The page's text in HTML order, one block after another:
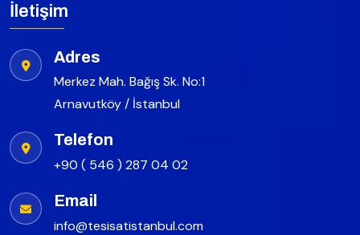
İletişim
Adres
Merkez Mah. Bağış Sk. No:1
Arnavutköy / İstanbul
Telefon
+90 ( 546 ) 287 04 02
Email
info@tesisatistanbul.com